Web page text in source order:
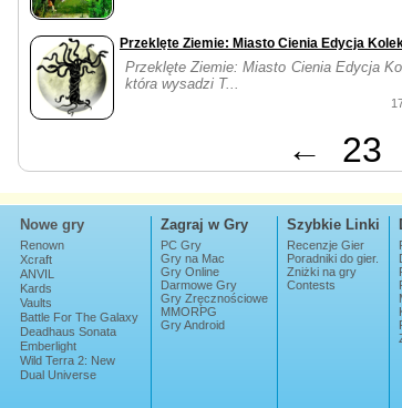
Przeklęte Ziemie: Miasto Cienia Edycja
Przeklęte Ziemie: Miasto Cienia Edycja
która wysadzi T...
← 23
Nowe gry
Renown
Xcraft
ANVIL
Kards
Vaults
Battle For The Galaxy
Deadhaus Sonata
Emberlight
Wild Terra 2: New
Lands
Dual Universe
Zagraj w Gry
PC Gry
Gry na Mac
Gry Online
Darmowe Gry
Gry Zręcznościowe
MMORPG
Gry Android
Szybkie Linki
Recenzje Gier
Poradniki do gier.
Zniżki na gry
Contests